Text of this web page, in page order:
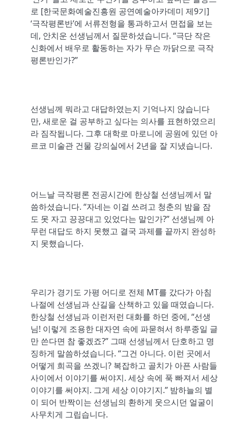
로 [한국문화예술진흥원 공연예술아카데미 제9기]
‘극작평론반’에 서류전형을 통과하고서 면접을 보는
데, 안치운 선생님께서 질문하셨습니다. “극단 작은
신화에서 배우로 활동하는 자가 무슨 까닭으로 극작
평론반인가?”
선생님께 뭐라고 대답하였는지 기억나지 않습니다
만, 새로운 걸 공부하고 싶다는 의사를 표현하였으리
라 짐작됩니다. 그후 대학로 마로니에 공원에 있던 아
르코 미술관 건물 강의실에서 2년을 잘 지냈습니다.
어느날 극작평론 전공시간에 한상철 선생님께서 말
씀하셨습니다. “자네는 이걸 쓰려고 청춘의 밤을 잠
도 못 자고 끙끙대고 있었다는 말인가?” 선생님께 아
무런 대답도 하지 못했고 결국 과제를 끝까지 완성하
지 못했습니다.
우리가 경기도 가평 어디로 전체 MT를 갔다가 아침
나절에 선생님과 산길을 산책하고 있을 때였습니다.
한상철 선생님과 이런저런 대화를 하던 중에, “선생
님! 이렇게 조용한 대자연 속에 파묻혀서 하루종일 글
만 쓴다면 참 좋겠죠?” 그때 선생님께서 단호하고 명
징하게 말씀하셨습니다. “그건 아니다. 이런 곳에서
어떻게 희곡을 쓰겠니? 복잡하고 골치가 아픈 사람들
사이에서 이야기를 써야지. 세상 속에 푹 빠져서 세상
이야기를 써야지. 그게 세상 이야기지.” 밤하늘의 별
이 되어 반짝이는 선생님의 환하게 웃으시던 얼굴이
사무치게 그립습니다.